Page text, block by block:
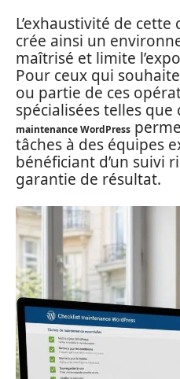
L’exhaustivité de
crée ainsi un
maîtrisé et limite
Pour ceux qui
ou partie de ces
spécialisées telles
maintenance WordPress
tâches à des équipes
bénéficiant d’un suivi
garantie de résultat.